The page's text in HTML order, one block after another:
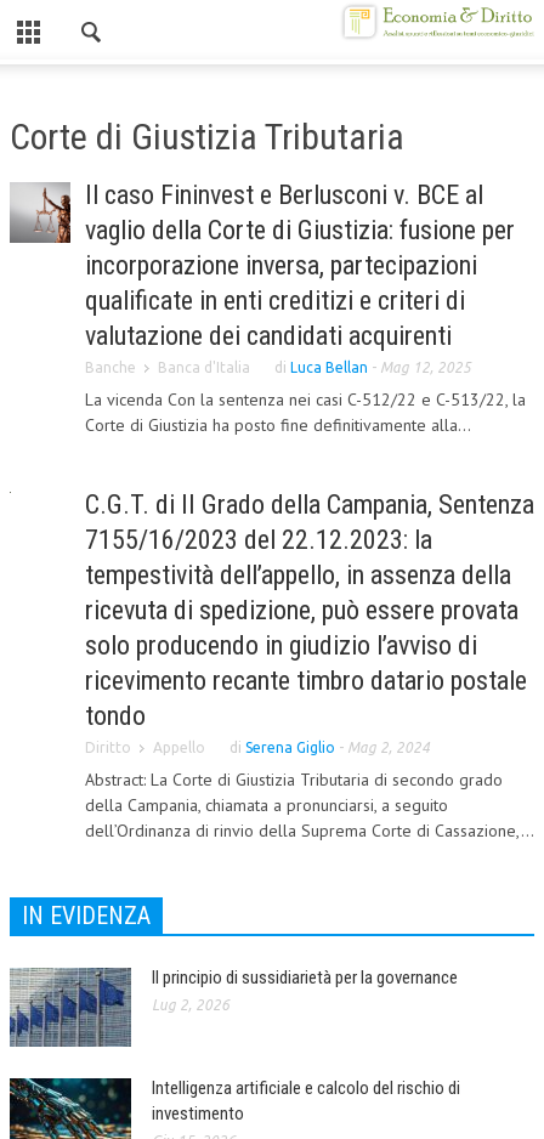
CHI SIAMO
MISSION
CONTATTI
CENTRO STUDI
ORGANIZZAZIONE
ALTA FORMAZIONE
CORSI CE.S.E.D.
ARCHIVIO CORSI 2015
DIVENTA SOCIO
BROCHURE CE.S.E.D.
COMITATO EDITORIALE
PEER REVIEW
CODICE ETICO
AUTORI
COLLABORA CON NOI
Corte di Giustizia Tributaria
Il caso Fininvest e Berlusconi v. BCE al
vaglio della Corte di Giustizia: fusione per
incorporazione inversa, partecipazioni
qualificate in enti creditizi e criteri di
valutazione dei candidati acquirenti
Banche Banca d'Italia di Luca Bellan - Mag 12, 2025
La vicenda Con la sentenza nei casi C-512/22 e C-513/22, la
Corte di Giustizia ha posto fine definitivamente alla...
C.G.T. di II Grado della Campania, Sentenza
7155/16/2023 del 22.12.2023: la
tempestività dell’appello, in assenza della
ricevuta di spedizione, può essere provata
solo producendo in giudizio l’avviso di
ricevimento recante timbro datario postale
tondo
Diritto Appello di Serena Giglio - Mag 2, 2024
Abstract: La Corte di Giustizia Tributaria di secondo grado
della Campania, chiamata a pronunciarsi, a seguito
dell’Ordinanza di rinvio della Suprema Corte di Cassazione,...
IN EVIDENZA
Il principio di sussidiarietà per la governance
Lug 2, 2026
Intelligenza artificiale e calcolo del rischio di
investimento